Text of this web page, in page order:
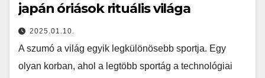
japán óriások rituális világa
2025.01.10.
A szumó a világ egyik legkülönösebb sportja. Egy
olyan korban, ahol a legtöbb sportág a technológiai